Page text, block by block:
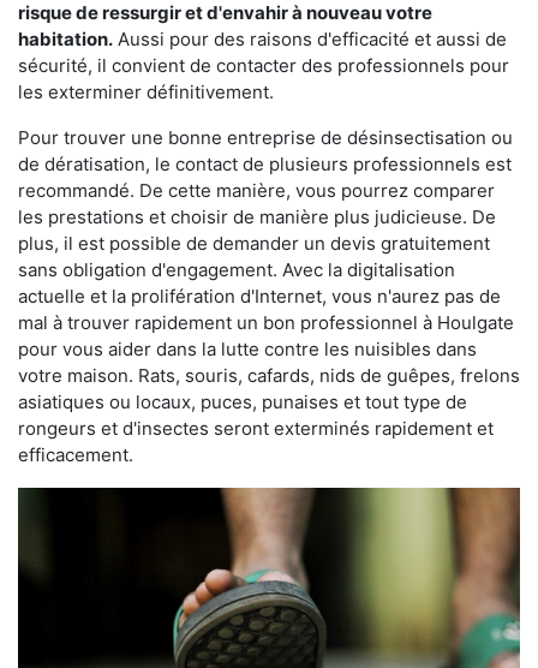
risque de ressurgir et d'envahir à nouveau votre
habitation. Aussi pour des raisons d'efficacité et aussi de
sécurité, il convient de contacter des professionnels pour
les exterminer définitivement.
Pour trouver une bonne entreprise de désinsectisation ou
de dératisation, le contact de plusieurs professionnels est
recommandé. De cette manière, vous pourrez comparer
les prestations et choisir de manière plus judicieuse. De
plus, il est possible de demander un devis gratuitement
sans obligation d'engagement. Avec la digitalisation
actuelle et la prolifération d'Internet, vous n'aurez pas de
mal à trouver rapidement un bon professionnel à Houlgate
pour vous aider dans la lutte contre les nuisibles dans
votre maison. Rats, souris, cafards, nids de guêpes, frelons
asiatiques ou locaux, puces, punaises et tout type de
rongeurs et d'insectes seront exterminés rapidement et
efficacement.